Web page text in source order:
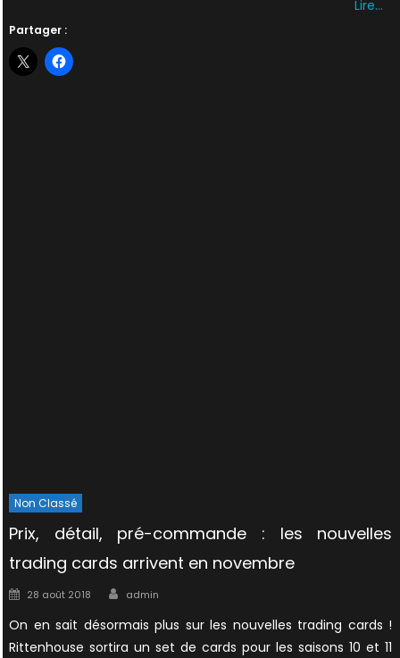
Lire…
Partager :
Non Classé
Prix, détail, pré-commande : les nouvelles
trading cards arrivent en novembre
Posted
28 août 2018 Author
admin
On en sait désormais plus sur les nouvelles trading cards !
Rittenhouse sortira un set de cards pour les saisons 10 et 11